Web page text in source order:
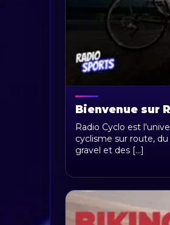
Bienvenue sur
Radio Cyclo est
cyclisme sur route, du
gravel et des [...]